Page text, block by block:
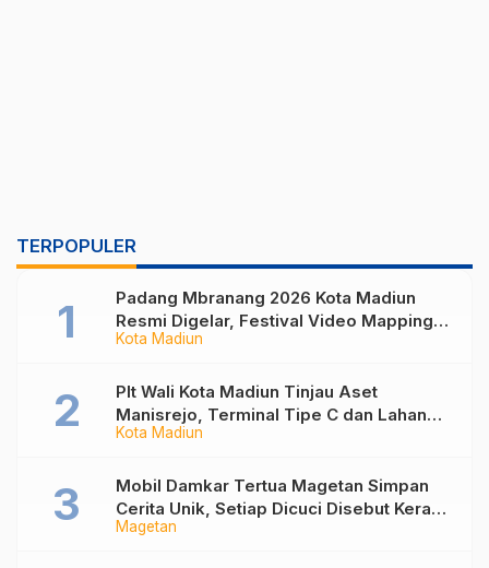
TERPOPULER
Kota Madiun
Padang Mbranang 2026 Kota Madiun
Resmi Digelar, Festival Video Mapping
Internasional Dongkrak Ekonomi Kreatif
Kota Madiun
Plt Wali Kota Madiun Tinjau Aset
Manisrejo, Terminal Tipe C dan Lahan
Mangkrak Akan Dimaksimalkan untuk
Magetan
Mobil Damkar Tertua Magetan Simpan
Cerita Unik, Setiap Dicuci Disebut Kerap
Disusul Laporan Kebakaran